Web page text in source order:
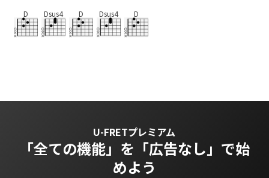
D Dsus4 D Dsus4 D
U-FRETプレミアム
「全ての機能」を 「広告なし」で始
めよう